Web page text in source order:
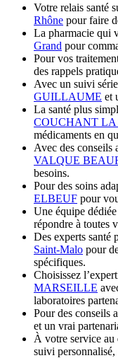
Votre relais santé
Rhône pour faire
La pharmacie qui
Grand pour
Pour vos
des rappels
Avec un suivi
GUILLAUME et
La santé plus
COUCHANT
médicaments en
Avec des conseils
VALQUE
besoins.
Pour des soins
ELBEUF pour
Une équipe
répondre à toutes
Des experts santé
Saint-Malo pour
spécifiques.
Choisissez
MARSEILLE
laboratoires
Pour des conseils
et un vrai
À votre service au
suivi personnalisé,